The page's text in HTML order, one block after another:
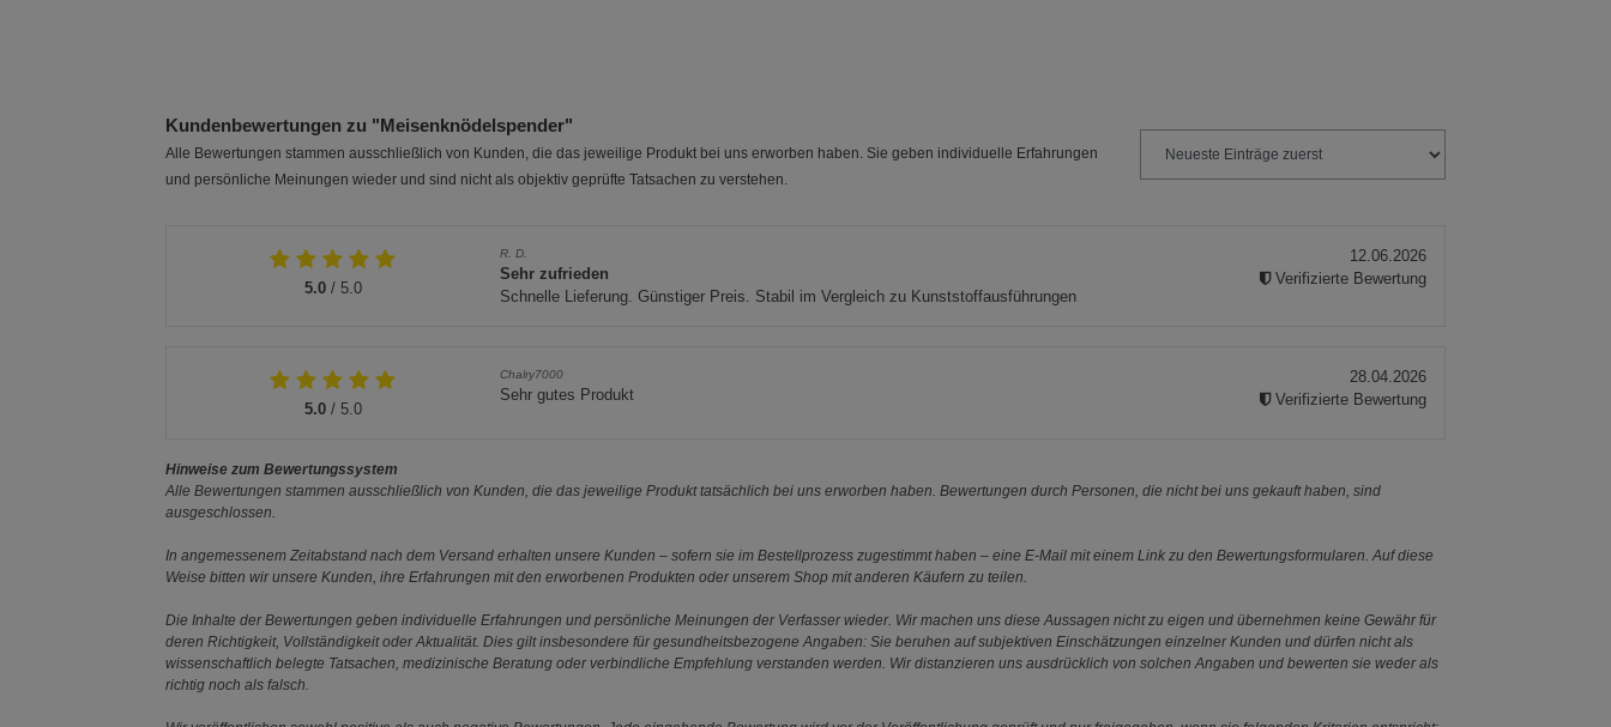
Kundenbewertungen zu "Meisenknödelspender"
Alle Bewertungen stammen ausschließlich von Kunden, die das jeweilige Produkt bei uns erworben haben. Sie geben individuelle Erfahrungen
und persönliche Meinungen wieder und sind nicht als objektiv geprüfte Tatsachen zu verstehen.
5.0/ 5.0
R. D.
Sehr zufrieden
Schnelle Lieferung. Günstiger Preis. Stabil im Vergleich zu Kunststoffausführungen
12.06.2026
Verifizierte Bewertung
5.0/ 5.0
Chalry7000
Sehr gutes Produkt
28.04.2026
Verifizierte Bewertung
Hinweise zum Bewertungssystem
Alle Bewertungen stammen ausschließlich von Kunden, die das jeweilige Produkt tatsächlich bei uns erworben haben. Bewertungen durch Personen, die nicht bei uns gekauft haben, sind
ausgeschlossen.
In angemessenem Zeitabstand nach dem Versand erhalten unsere Kunden – sofern sie im Bestellprozess zugestimmt haben – eine E-Mail mit einem Link zu den Bewertungsformularen. Auf diese
Weise bitten wir unsere Kunden, ihre Erfahrungen mit den erworbenen Produkten oder unserem Shop mit anderen Käufern zu teilen.
Die Inhalte der Bewertungen geben individuelle Erfahrungen und persönliche Meinungen der Verfasser wieder. Wir machen uns diese Aussagen nicht zu eigen und übernehmen keine Gewähr für
deren Richtigkeit, Vollständigkeit oder Aktualität. Dies gilt insbesondere für gesundheitsbezogene Angaben: Sie beruhen auf subjektiven Einschätzungen einzelner Kunden und dürfen nicht als
wissenschaftlich belegte Tatsachen, medizinische Beratung oder verbindliche Empfehlung verstanden werden. Wir distanzieren uns ausdrücklich von solchen Angaben und bewerten sie weder als
richtig noch als falsch.